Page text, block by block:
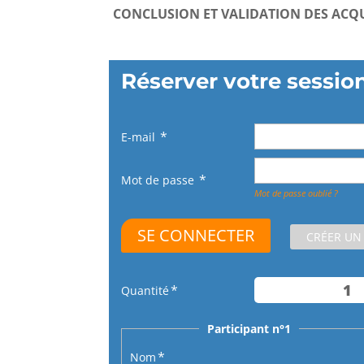
CONCLUSION ET VALIDATION DES
Réserver votre
E-mail
Mot de passe
Mot de passe oublié ?
CRÉER
Quantité
Participant n°1
Nom